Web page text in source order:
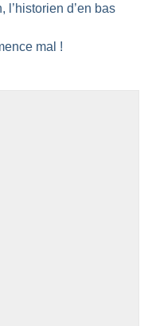
l’historien d’en bas
mal !